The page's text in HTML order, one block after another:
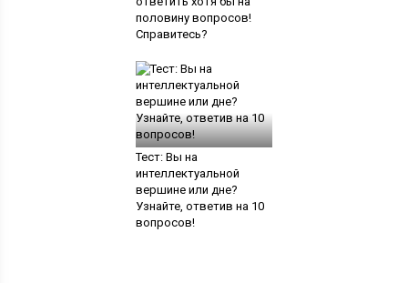
половину вопросов!
Справитесь?
Тест: Вы на
интеллектуальной
вершине или дне?
Узнайте, ответив на 10
вопросов!